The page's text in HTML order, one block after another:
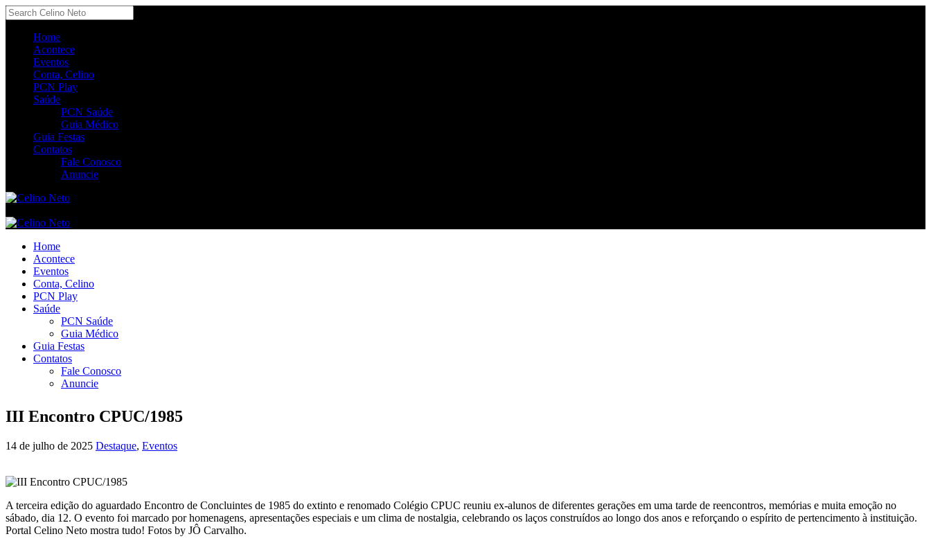
Home
Acontece
Eventos
Conta, Celino
PCN Play
Saúde
PCN Saúde
Guia Médico
Guia Festas
Contatos
Fale Conosco
Anuncie
Home
Acontece
Eventos
Conta, Celino
PCN Play
Saúde
PCN Saúde
Guia Médico
Guia Festas
Contatos
Fale Conosco
Anuncie
III Encontro CPUC/1985
14 de julho de 2025 Destaque, Eventos
A terceira edição do aguardado Encontro de Concluintes de 1985 do extinto e renomado Colégio CPUC reuniu ex-alunos de diferentes gerações em uma tarde de reencontros, memórias e muita emoção no
sábado, dia 12. O evento foi marcado por homenagens, apresentações especiais e um clima de nostalgia, celebrando os laços construídos ao longo dos anos e reforçando o espírito de pertencimento à instituição.
Portal Celino Neto mostra tudo! Fotos by JÔ Carvalho.